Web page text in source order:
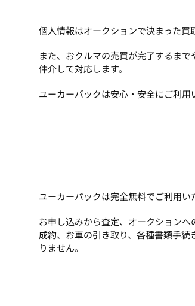
個人情報はオークションで決まった買
また、おクルマの売買が完了するま
仲介して対応します。
ユーカーパックは安心・安全にご利用
ユーカーパックは完全無料でご利用い
お申し込みから査定、オークションへ
成約、お車の引き取り、各種書類手
りません。